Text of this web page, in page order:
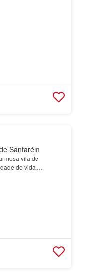
Santarém
vila de
de vida,
comum a…